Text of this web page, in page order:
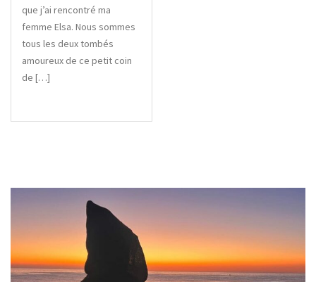
que j’ai rencontré ma
femme Elsa. Nous sommes
tous les deux tombés
amoureux de ce petit coin
de […]